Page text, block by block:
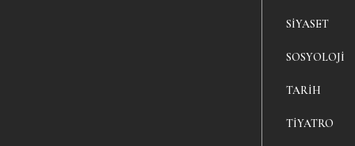
SIYASET
SOSYOLOJI
TARIH
TIYATRO